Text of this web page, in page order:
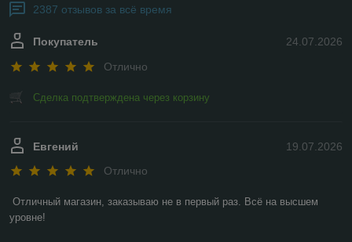
2387 отзывов за всё время
24.07.2026
Покупатель
Отлично
Сделка подтверждена через корзину
19.07.2026
Евгений
Отлично
Отличный магазин, заказываю не в первый раз. Всё на высшем
уровне!